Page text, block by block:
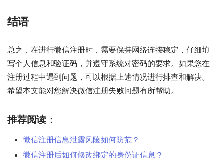
结语
总之，在进行微信注册时，需要保持网络连接稳定，仔细填
写个人信息和验证码，并遵守系统对密码的要求。如果您在
注册过程中遇到问题，可以根据上述情况进行排查和解决。
希望本文能对您解决微信注册失败问题有所帮助。
推荐阅读：
微信注册信息泄露风险如何防范？
微信注册后如何修改绑定的身份证信息？